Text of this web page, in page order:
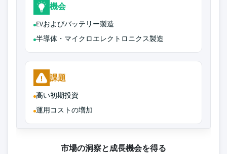
機会
EVおよびバッテリー製造
半導体・マイクロエレクトロニクス製造
課題
高い初期投資
運用コストの増加
市場の洞察と成長機会を得る